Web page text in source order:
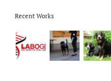
Recent Works